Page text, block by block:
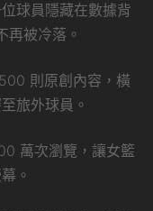
球員隱藏在數據背
再被冷落。
則原創內容，橫
旅外球員。
萬次瀏覽，讓女籃
。